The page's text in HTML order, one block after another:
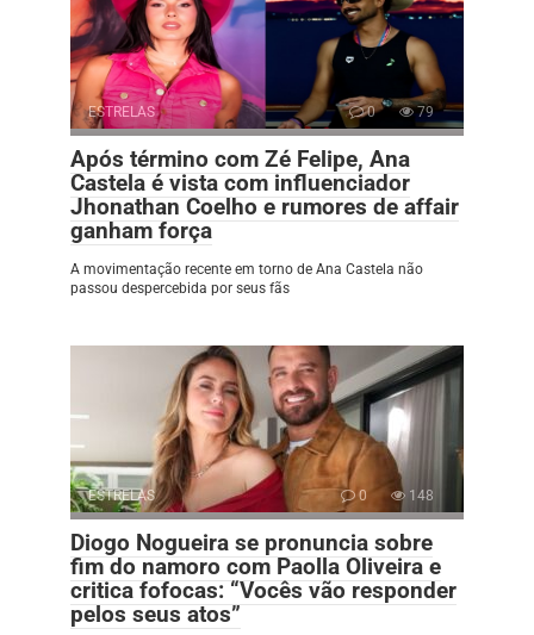
ESTRELAS 0 79
Após término com Zé Felipe, Ana
Castela é vista com influenciador
Jhonathan Coelho e rumores de affair
ganham força
A movimentação recente em torno de Ana Castela não
passou despercebida por seus fãs
ESTRELAS 0 148
Diogo Nogueira se pronuncia sobre
fim do namoro com Paolla Oliveira e
critica fofocas: “Vocês vão responder
pelos seus atos”